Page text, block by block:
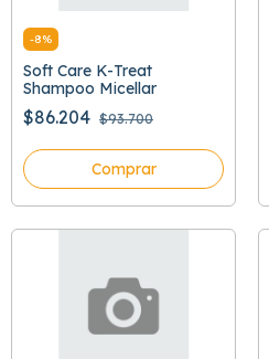
-8%
Soft Care K-Treat
Shampoo Micellar
$86.204 $93.700
Comprar